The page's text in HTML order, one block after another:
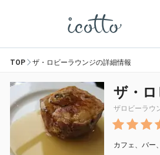
TOP ザ・ロビーラウンジの詳細情報
ザ・
ザロビーラウ
カフェ、バー